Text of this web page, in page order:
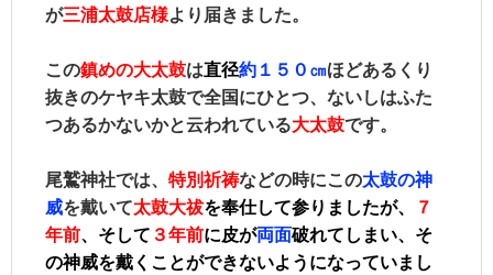
が三浦太鼓店様より届きました。
この鎮めの大太鼓は直径約１５０㎝ほどあるくり
抜きのケヤキ太鼓で全国にひとつ、ないしはふた
つあるかないかと云われている大太鼓です。
尾鷲神社では、 特別祈祷などの時にこの太鼓の神
威を戴いて太鼓大祓を奉仕して参りましたが、
７
年前、そして ３年前に皮が両面破れて しまい、そ
の神威を戴くことができないようになっていまし